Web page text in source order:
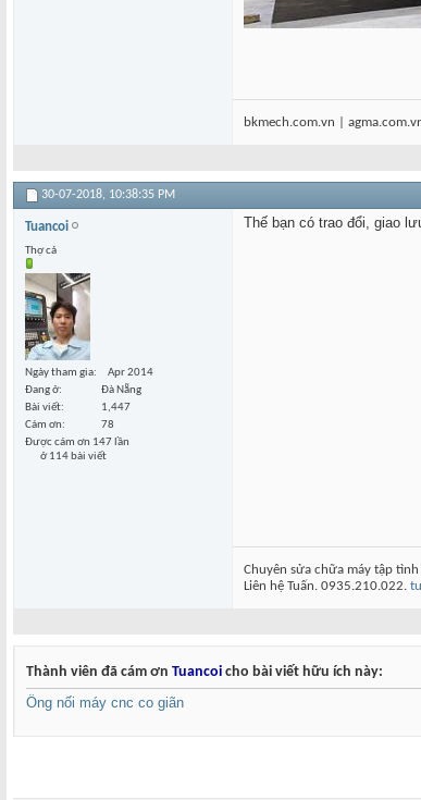
bkmech.com.vn |
30-07-2018, 10:38:35 PM
Tuancoi
Thợ cả
Ngày tham gia
Apr 2014
Đang ở
Đà Nẵng
Bài viết
1,447
Cám ơn
78
Được cám ơn 147 lần
ở 114 bài viết
Thế bạn có trao đổi, giao
Chuyên sửa chữa máy tập
Liên hệ Tuấn. 0935.210.022.
Thành viên đã cám ơn Tuancoi cho bài viết hữu ích này:
Ống nối máy cnc co giãn